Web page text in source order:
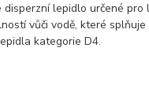
disperzní lepidlo určené pro
vůči vodě, které splňuje
kategorie D4.